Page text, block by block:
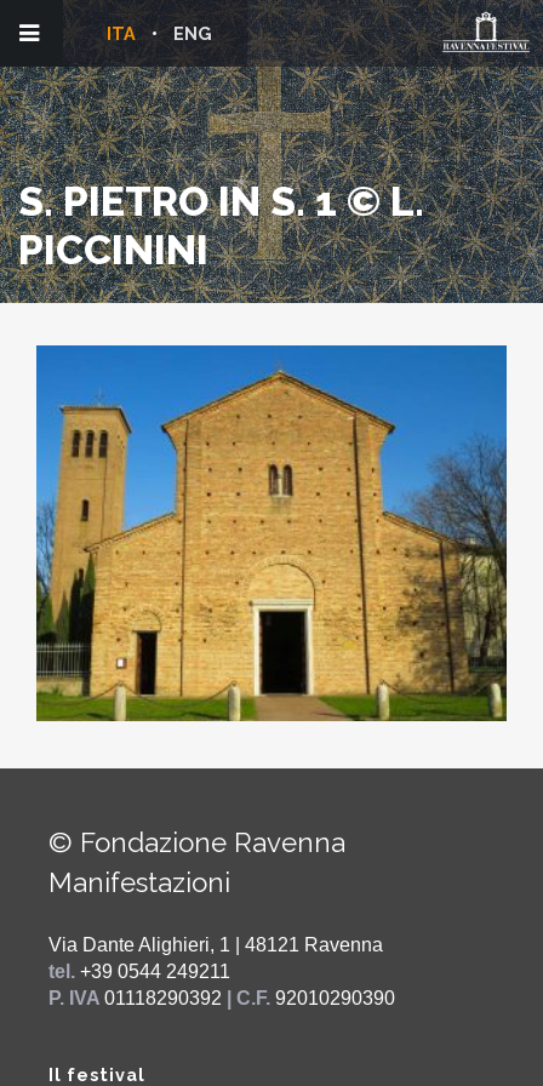
ENG
ITA
S. PIETRO IN S. 1 © L.
PICCININI
© Fondazione Ravenna
Manifestazioni
Via Dante Alighieri, 1 | 48121 Ravenna
tel. +39 0544 249211
P. IVA 01118290392 | C.F. 92010290390
Il festival